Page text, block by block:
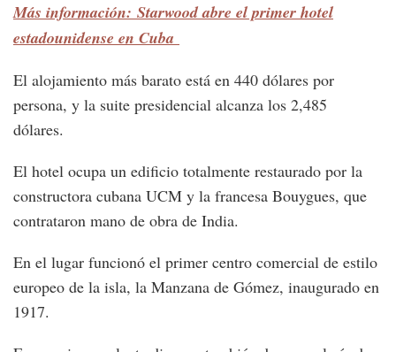
Más información: Starwood abre el primer hotel
estadounidense en Cuba
El alojamiento más barato está en 440 dólares por
persona, y la suite presidencial alcanza los 2,485
dólares.
El hotel ocupa un edificio totalmente restaurado por la
constructora cubana UCM y la francesa Bouygues, que
contrataron mano de obra de India.
En el lugar funcionó el primer centro comercial de estilo
europeo de la isla, la Manzana de Gómez, inaugurado en
1917.